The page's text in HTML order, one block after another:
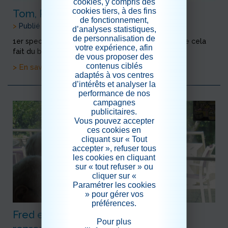
Tom, Peter et leur accordéon
> Publié le 18/07/2020
1er spectacle depuis le confinement, qu'est ce que cela
fait du bien
> En savoir plus
Fred et ses percussions, les leçons
cookies tiers, à des fins
de fonctionnement,
d’analyses statistiques,
de personnalisation de
votre expérience, afin
de vous proposer des
contenus ciblés
adaptés à vos centres
d’intérêts et analyser la
performance de nos
campagnes
publicitaires.
Vous pouvez accepter
ces cookies en
cliquant sur « Tout
accepter », refuser tous
les cookies en cliquant
sur « tout refuser » ou
cliquer sur «
Paramétrer les cookies
» pour gérer vos
préférences.
Pour plus